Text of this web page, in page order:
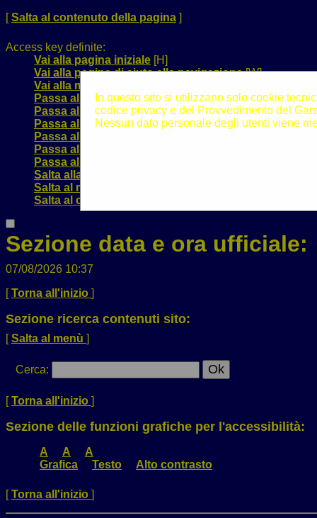
[Salta al contenuto della pagina ]
Access key definite:
Vai alla pagina iniziale [H]
Vai alla pagina di aiuto alla navigazione[W]
Vai alla mappa del sito
Passa al testo con caratteri di dimensione standard
Passa al testo con caratteri di dimensione grande[B]
Passa al testo con caratteri di dimensione molto
Passa alla visualizzazione grafica
Passa alla visualizzazione solo testo
Passa alla visualizzazione in alto contrasto e solo
Salta alla ricerca di contenuti
Salta al menù
Salta al contenuto della pagina
Sezione data e ora ufficiale:
07/08/2026 10:37
[Torna all'inizio ]
Sezione ricerca contenuti sito:
[Salta al menù ]
Cerca:
[Torna all'inizio ]
Sezione delle funzioni grafiche per l'accessibilità:
A A
A
Grafica
Testo Alto contrasto
[Torna all'inizio ]
In questo sito si utilizzano solo cookie
codice privacy e del Provvedimento del
Nessun dato personale degli utenti viene